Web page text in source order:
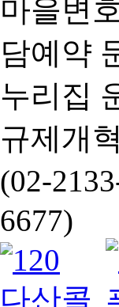
마을변
담예약
누리집
규제개
(02-
6677)